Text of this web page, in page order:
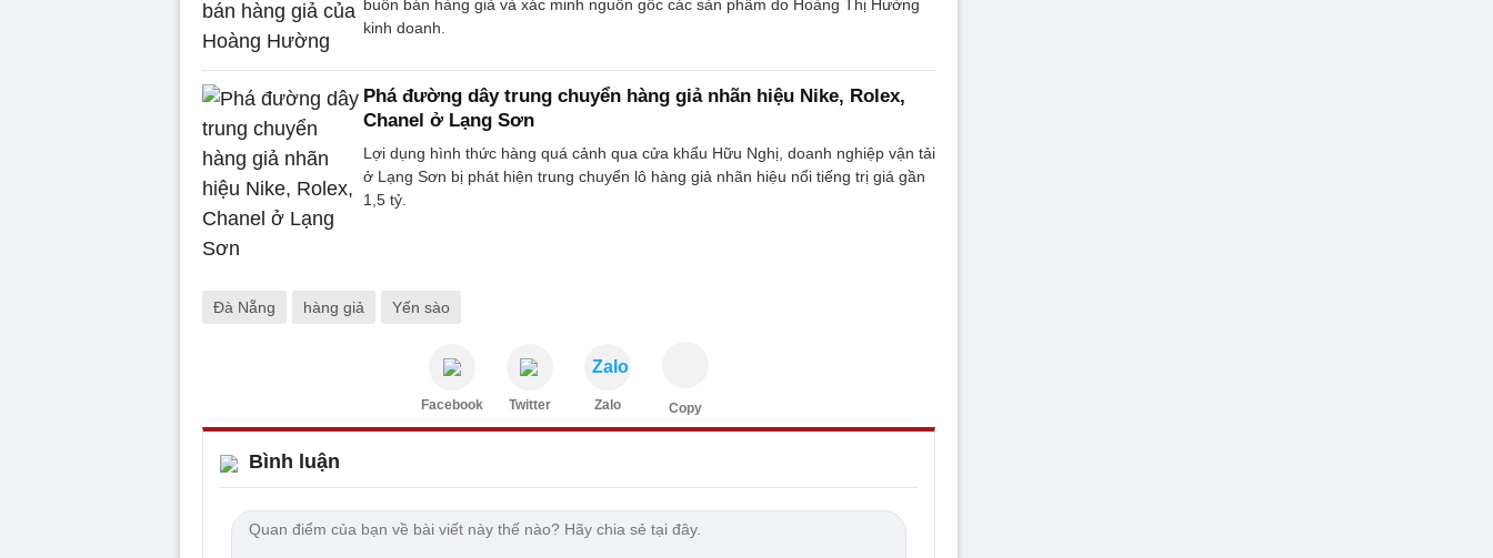
buôn bán hàng giả và xác minh nguồn gốc các sản phẩm do Hoàng Thị Hường
kinh doanh.
Phá đường dây trung chuyển hàng giả nhãn hiệu Nike, Rolex,
Chanel ở Lạng Sơn
Lợi dụng hình thức hàng quá cảnh qua cửa khẩu Hữu Nghị, doanh nghiệp vận tải
ở Lạng Sơn bị phát hiện trung chuyển lô hàng giả nhãn hiệu nổi tiếng trị giá gần
1,5 tỷ.
Đà Nẵng hàng giả Yến sào
Facebook Twitter
Zalo
Zalo Copy
Bình luận